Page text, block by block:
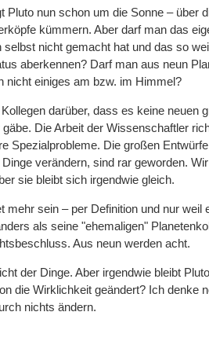
Pluto nun schon um die Sonne – über
kümmern. Aber darf man das
nicht gemacht hat und das so
aberkennen? Darf man aus neun
nicht einiges am bzw. im Himmel?
darüber, dass es keine neuen
Die Arbeit der Wissenschaftler
Spezialprobleme. Die großen
verändern, sind rar geworden.
sie bleibt sich irgendwie gleich.
mehr sein – per Definition und nur weil
als seine "ehemaligen"
Aus neun werden acht.
der Dinge. Aber irgendwie bleibt
die Wirklichkeit geändert? Ich denke
nichts ändern.